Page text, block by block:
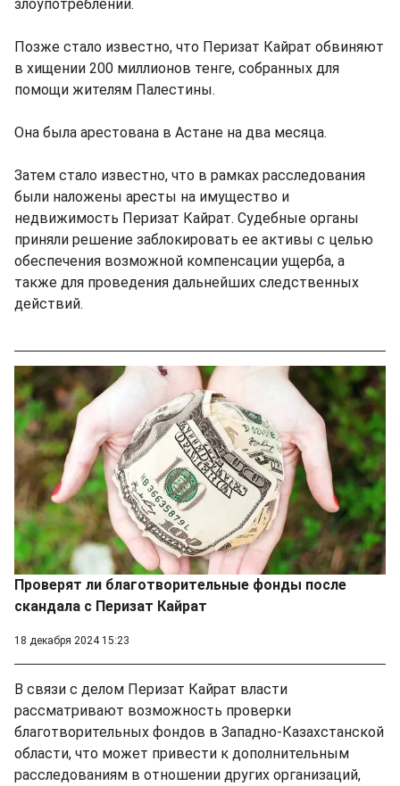
злоупотреблений.
Позже стало известно, что Перизат Кайрат обвиняют
в хищении 200 миллионов тенге, собранных для
помощи жителям Палестины.
Она была арестована в Астане на два месяца.
Затем стало известно, что в рамках расследования
были наложены аресты на имущество и
недвижимость Перизат Кайрат. Судебные органы
приняли решение заблокировать ее активы с целью
обеспечения возможной компенсации ущерба, а
также для проведения дальнейших следственных
действий.
Проверят ли благотворительные фонды после
скандала с Перизат Кайрат
18 декабря 2024 15:23
В связи с делом Перизат Кайрат власти
рассматривают возможность проверки
благотворительных фондов в Западно-Казахстанской
области, что может привести к дополнительным
расследованиям в отношении других организаций,